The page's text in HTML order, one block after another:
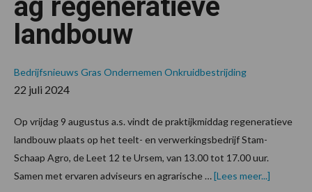
ag regeneratieve
landbouw
Bedrijfsnieuws Gras Ondernemen Onkruidbestrijding
22 juli 2024
Op vrijdag 9 augustus a.s. vindt de praktijkmiddag regeneratieve
landbouw plaats op het teelt- en verwerkingsbedrijf Stam-
Schaap Agro, de Leet 12 te Ursem, van 13.00 tot 17.00 uur.
Samen met ervaren adviseurs en agrarische …[Lees meer...]